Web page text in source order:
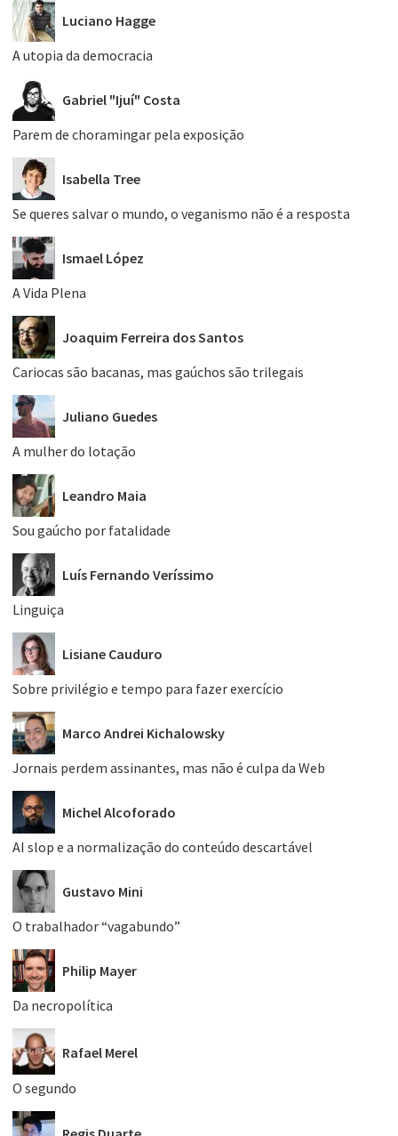
Luciano Hagge
A utopia da democracia
Gabriel "Ijuí" Costa
Parem de choramingar pela exposição
Isabella Tree
Se queres salvar o mundo, o veganismo não é a resposta
Ismael López
A Vida Plena
Joaquim Ferreira dos Santos
Cariocas são bacanas, mas gaúchos são trilegais
Juliano Guedes
A mulher do lotação
Leandro Maia
Sou gaúcho por fatalidade
Luís Fernando Veríssimo
Linguiça
Lisiane Cauduro
Sobre privilégio e tempo para fazer exercício
Marco Andrei Kichalowsky
Jornais perdem assinantes, mas não é culpa da Web
Michel Alcoforado
AI slop e a normalização do conteúdo descartável
Gustavo Mini
O trabalhador “vagabundo”
Philip Mayer
Da necropolítica
Rafael Merel
O segundo